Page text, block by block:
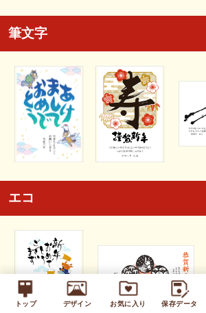
トップ デザイン お気に入り 保存データ
筆文字
エコ